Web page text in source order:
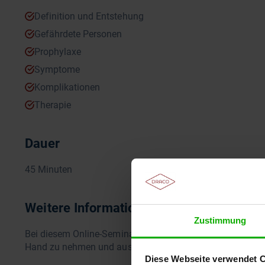
Zustimmung
Diese Webseite verwendet
Definition und Entstehung
Gefährdete Personen
Prophylaxe
Symptome
Komplikationen
Therapie
Dauer
45 Minuten
Weitere Informationen
Bei diesem Online-Seminar haben Sie die Möglichkeit
Hand zu nehmen und auszuprobieren.